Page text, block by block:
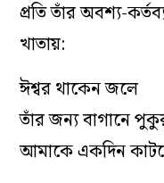
প্রতি তাঁর অবশ্য-
খাতায়:
ঈশ্বর থাকেন জলে
তাঁর জন্য বাগানে
আমাকে একদিন